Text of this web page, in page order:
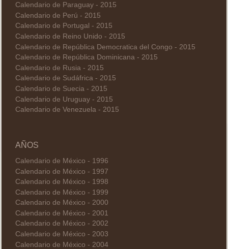
Calendario de Paraguay - 2015
Calendario de Perú - 2015
Calendario de Portugal - 2015
Calendario de Reino Unido - 2015
Calendario de República Democratica del Congo - 2015
Calendario de República Dominicana - 2015
Calendario de Rusia - 2015
Calendario de Sudáfrica - 2015
Calendario de Suecia - 2015
Calendario de Uruguay - 2015
Calendario de Venezuela - 2015
AÑOS
Calendario de México - 1996
Calendario de México - 1997
Calendario de México - 1998
Calendario de México - 1999
Calendario de México - 2000
Calendario de México - 2001
Calendario de México - 2002
Calendario de México - 2003
Calendario de México - 2004